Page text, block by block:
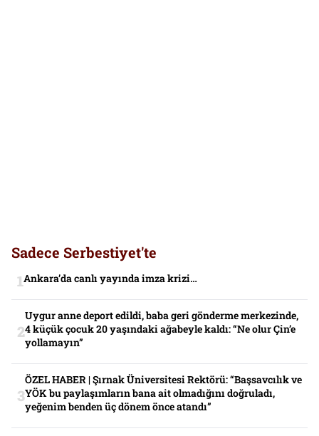
Sadece Serbestiyet'te
Ankara’da canlı yayında imza krizi…
Uygur anne deport edildi, baba geri gönderme merkezinde,
4 küçük çocuk 20 yaşındaki ağabeyle kaldı: “Ne olur Çin’e
yollamayın”
ÖZEL HABER | Şırnak Üniversitesi Rektörü: “Başsavcılık ve
YÖK bu paylaşımların bana ait olmadığını doğruladı,
yeğenim benden üç dönem önce atandı”